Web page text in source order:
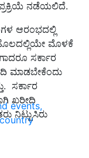
events,
ನಡೆಯಲಿದೆ.
ಆರಂಭದಲ್ಲಿ
ಮೊಳಕೆ
ಸರ್ಕಾರ
ಮಾಡಬೇಕೆಂದು
ಸರ್ಕಾರ
ಖರೀದಿ
ನಿಟ್ಟುಸಿರು